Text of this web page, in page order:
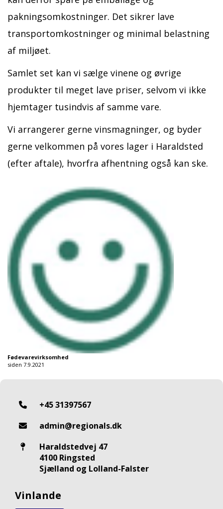
pakningsomkostninger. Det sikrer lave
transportomkostninger og minimal belastning
af miljøet.
Samlet set kan vi sælge vinene og øvrige
produkter til meget lave priser, selvom vi ikke
hjemtager tusindvis af samme vare.
Vi arrangerer gerne vinsmagninger, og byder
gerne velkommen på vores lager i Haraldsted
(efter aftale), hvorfra afhentning også kan ske.
Fødevarevirksomhed
siden 7.9.2021
+45 31397567
admin@regionals.dk
Haraldstedvej 47
4100 Ringsted
Sjælland og Lolland-Falster
Vinlande